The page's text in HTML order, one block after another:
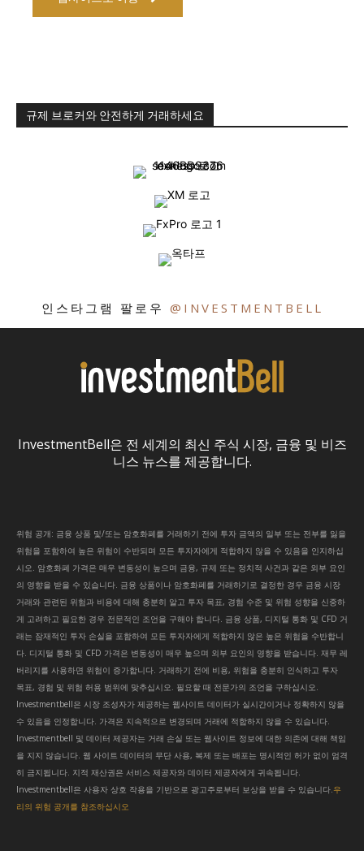
규제 브로커와 안전하게 거래하세요
인스타그램 팔로우 @INVESTMENTBELL
InvestmentBell은 전 세계의 최신 주식 시장, 금융 및 비즈
니스 뉴스를 제공합니다.
위험 공개: 금융 상품 및/또는 암호화폐를 거래하기 전에 투자 금액의 일부 또는 전부를 잃을
위험을 포함하여 높은 위험이 수반되며 모든 투자자에게 적합하지 않을 수 있음을 인지하십
시오. 암호화폐 가격은 매우 변동성이 높으며 금융, 규제 또는 정치적 사건과 같은 외부 요인
의 영향을 받을 수 있습니다. 금융 상품이나 암호화폐를 거래하기로 결정한 경우 금융 시장
거래와 관련된 위험과 비용에 대해 충분히 알고 투자 목표, 경험 수준 및 위험 성향을 신중하
게 고려하고 필요한 경우 전문적인 조언을 구해야 합니다. 금융 상품, 디지털 통화 및 CFD 거
래는 잠재적인 투자 손실을 포함하여 모든 투자자에게 적합하지 않은 높은 위험을 수반합니
다. 디지털 통화 및 CFD 가격은 변동성이 매우 높으며 외부 요인의 영향을 받습니다. 재무 레
버리지를 사용하면 위험이 증가합니다. 거래하기 전에 비용, 위험을 충분히 인식하고 투자
목표, 경험 및 위험 허용 범위에 맞추십시오. 필요할 때 전문가의 조언을 구하십시오.
Investmentbell은 시장 조성자가 제공하는 웹사이트 데이터가 실시간이거나 정확하지 않을
수 있음을 인정합니다. 가격은 지속적으로 변경되며 거래에 적합하지 않을 수 있습니다.
Investmentbell 및 데이터 제공자는 거래 손실 또는 웹사이트 정보에 대한 의존에 대해 책임
을 지지 않습니다. 웹 사이트 데이터의 무단 사용, 복제 또는 배포는 명시적인 허가 없이 엄격
히 금지됩니다. 지적 재산권은 서비스 제공자와 데이터 제공자에게 귀속됩니다.
Investmentbell은 사용자 상호 작용을 기반으로 광고주로부터 보상을 받을 수 있습니다.우
리의 위험 공개를 참조하십시오